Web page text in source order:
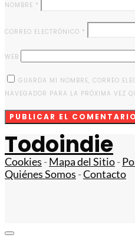
NOMBRE *
CORREO ELECTRÓNICO *
WEB
GUARDA MI NOMBRE, CORREO
NAVEGADOR PARA LA PRÓXIMA VEZ
Todoindie
Cookies -Mapa del Sitio-
Quiénes Somos -Contacto